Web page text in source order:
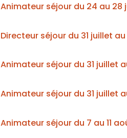
Animateur séjour du 24 au 28
Directeur séjour du 31 juillet
Animateur séjour du 31 juillet
Animateur séjour du 31 juillet
Animateur séjour du 7 au 11